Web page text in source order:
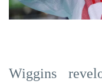
Wiggins